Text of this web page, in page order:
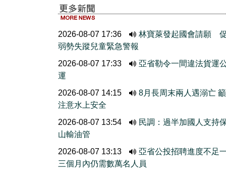
2026-08-07 17:36
林寶萊發起國會請願
弱勢失蹤兒童緊急警報
2026-08-07 17:33
亞省勒令一間違法貨運
運
2026-08-07 14:15
8月長周末兩人遇溺亡
注意水上安全
2026-08-07 13:54
民調：過半加國人支持
山輸油管
2026-08-07 13:13
亞省公投招聘進度不
三個月內仍需數萬名人員